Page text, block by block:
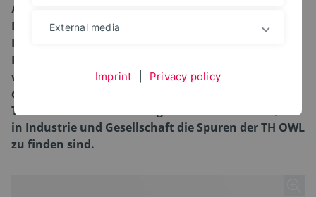
Als eine der forschungsstärksten Hochschulen
Deutschlands treibt die TH OWL nicht nur
Innovation in der Region Ostwestfalen-Lippe an.
Projekte, Patente und Ideen unserer Hochschule
wirken auch überregional. Mit der Sonderausgabe
des Hochschulmagazins HOCHdruck als „Made by
TH OWL“ sind Sie dazu eingeladen zu erkunden, wo
in Industrie und Gesellschaft die Spuren der TH OWL
zu finden sind.
External media
Imprint Privacy policy